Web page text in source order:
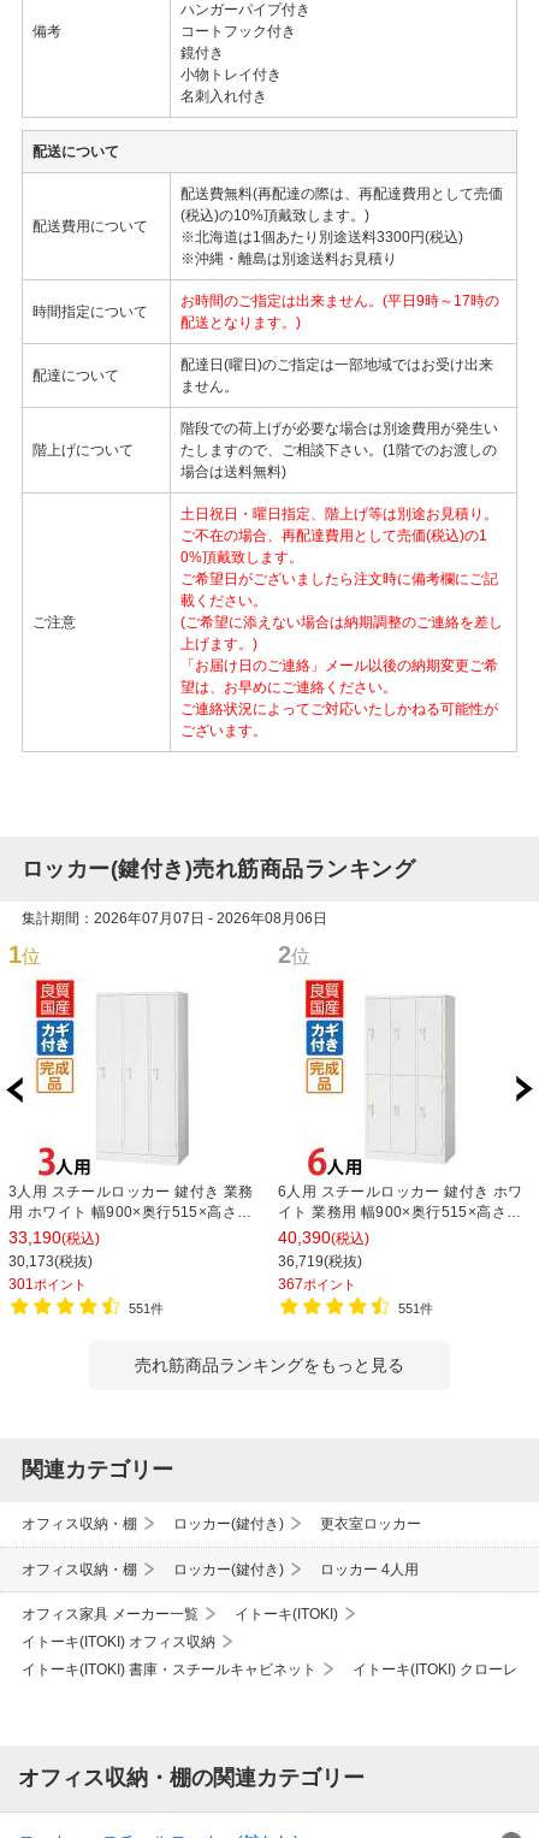
備考
ハンガーパイプ付き
コートフック付き
鏡付き
小物トレイ付き
名刺入れ付き
配送について
配送費用について
配送費無料(再配達の際は、再配達費用として売価
(税込)の10%頂戴致します。)
※北海道は1個あたり別途送料3300円(税込)
※沖縄・離島は別途送料お見積り
時間指定について
お時間のご指定は出来ません。(平日9時～17時の
配送となります。)
配達について
配達日(曜日)のご指定は一部地域ではお受け出来
ません。
階上げについて
階段での荷上げが必要な場合は別途費用が発生い
たしますので、ご相談下さい。(1階でのお渡しの
場合は送料無料)
ご注意
土日祝日・曜日指定、階上げ等は別途お見積り。
ご不在の場合、再配達費用として売価(税込)の1
0%頂戴致します。
ご希望日がございましたら注文時に備考欄にご記
載ください。
(ご希望に添えない場合は納期調整のご連絡を差し
上げます。)
「お届け日のご連絡」メール以後の納期変更ご希
望は、お早めにご連絡ください。
ご連絡状況によってご対応いたしかねる可能性が
ございます。
ロッカー(鍵付き)売れ筋商品ランキング
集計期間：2026年07月07日 - 2026年08月06日
1位
3人用 スチールロッカー 鍵付き 業務
用 ホワイト 幅900×奥行515×高さ
1790mm【国産】【完成品】 オフィ
スロッカー 下駄箱 シューズロッカー
更衣ロッカー
33,190(税込)
30,173(税抜)
301ポイント
551件
2位
6人用 スチールロッカー 鍵付き ホワ
イト 業務用 幅900×奥行515×高さ
1790mm【国産】【完成品】 オフィ
スロッカー 下駄箱 シューズロッカー
更衣ロッカー 収納 3列2段
40,390(税込)
36,719(税抜)
367ポイント
551件
売れ筋商品ランキングをもっと見る
関連カテゴリー
オフィス収納・棚 ロッカー(鍵付き) 更衣室ロッカー
オフィス収納・棚 ロッカー(鍵付き) ロッカー 4人用
オフィス家具 メーカー一覧
イトーキ(ITOKI)
イトーキ(ITOKI) オフィス収納
イトーキ(ITOKI) 書庫・スチールキャビネット
イトーキ(ITOKI) クローレ
オフィス収納・棚の関連カテゴリー